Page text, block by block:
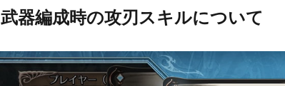
武器編成時の攻刃スキルについて